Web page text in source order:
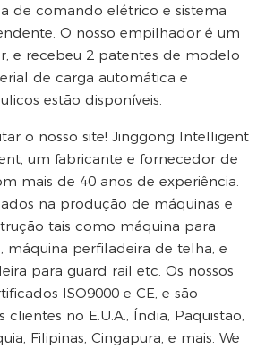
de comando elétrico e sistema
O nosso empilhador é um
e recebeu 2 patentes de modelo
de carga automática e
estão disponíveis.
o nosso site! Jinggong Intelligent
um fabricante e fornecedor de
mais de 40 anos de experiência.
na produção de máquinas e
tais como máquina para
máquina perfiladeira de telha, e
para guard rail etc. Os nossos
ISO9000 e CE, e são
no E.U.A., Índia, Paquistão,
Filipinas, Cingapura, e mais. We